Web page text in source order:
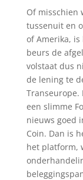
Of misschien
tussenuit en
of Amerika,
beurs de
volstaat dus
de lening te
Transeurope.
een slimme
nieuws goed
Coin. Dan is
het platform,